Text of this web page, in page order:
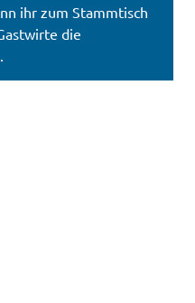
ihr zum Stammtisch
die